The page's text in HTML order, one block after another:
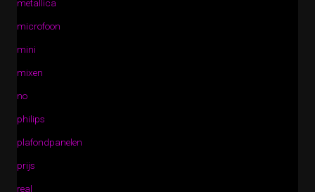
metallica
microfoon
mini
mixen
no
philips
plafondpanelen
prijs
real